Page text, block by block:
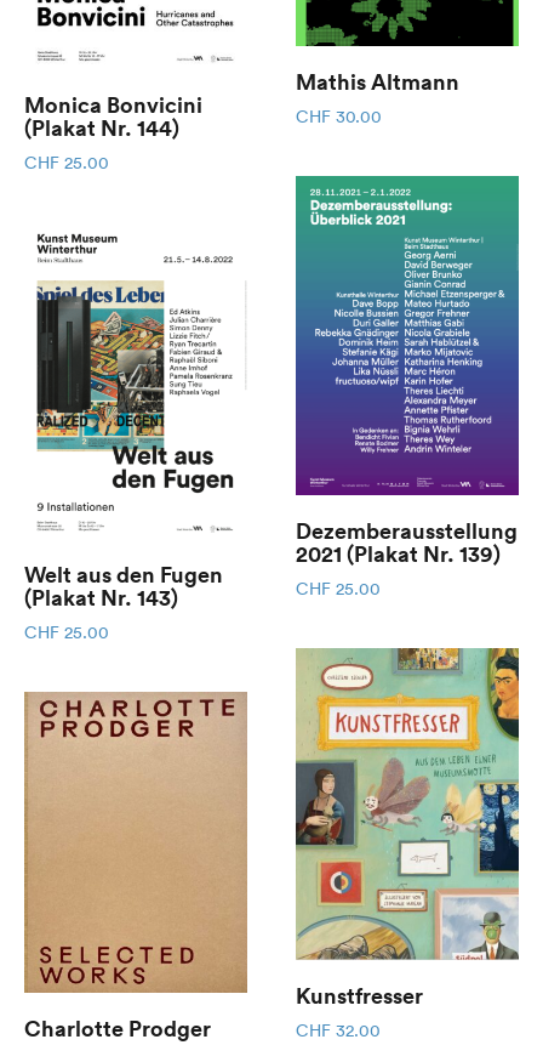
Monica Bonvicini
(Plakat Nr. 144)
CHF 25.00
Welt aus den Fugen
(Plakat Nr. 143)
CHF 25.00
Charlotte Prodger
Mathis Altmann
CHF 30.00
Dezemberausstellung
2021 (Plakat Nr. 139)
CHF 25.00
Kunstfresser
CHF 32.00